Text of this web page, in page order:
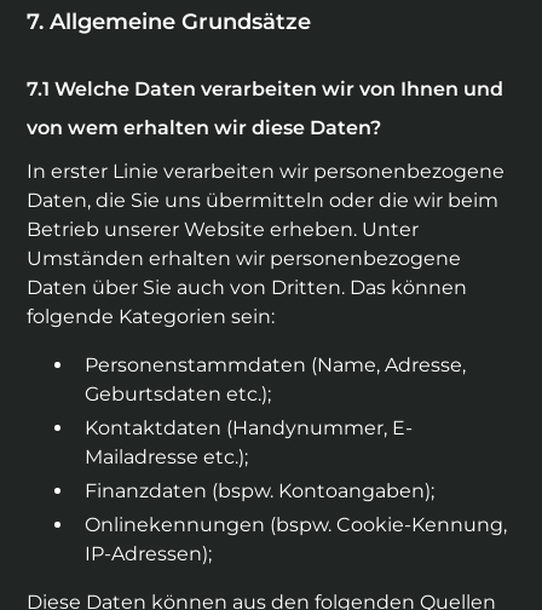
Allgemeine Grundsätze
Welche Daten verarbeiten wir von Ihnen und
von wem erhalten wir diese Daten?
In erster Linie verarbeiten wir personenbezogene
Daten, die Sie uns übermitteln oder die wir beim
Betrieb unserer Website erheben. Unter
Umständen erhalten wir personenbezogene
Daten über Sie auch von Dritten. Das können
folgende Kategorien sein:
Personenstammdaten (Name, Adresse,
Geburtsdaten etc.);
Kontaktdaten (Handynummer, E-
Mailadresse etc.);
Finanzdaten (bspw. Kontoangaben);
Onlinekennungen (bspw. Cookie-Kennung,
IP-Adressen);
Diese Daten können aus den folgenden Quellen